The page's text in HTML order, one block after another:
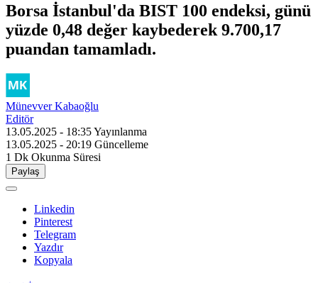
Borsa İstanbul'da BIST 100 endeksi, günü
yüzde 0,48 değer kaybederek 9.700,17
puandan tamamladı.
Münevver Kabaoğlu
Editör
13.05.2025 - 18:35Yayınlanma
13.05.2025 - 20:19 Güncelleme
1 Dk Okunma Süresi
Paylaş
Linkedin
Pinterest
Telegram
Yazdır
Kopyala